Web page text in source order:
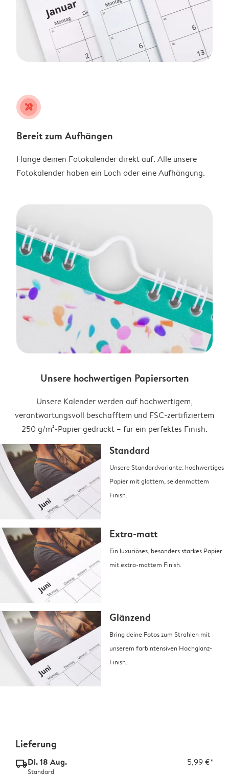
tools
Bereit zum Aufhängen
Hänge deinen Fotokalender direkt auf. Alle unsere
Fotokalender haben ein Loch oder eine Aufhängung.
Unsere hochwertigen Papiersorten
Unsere Kalender werden auf hochwertigem,
verantwortungsvoll beschafftem und FSC-zertifiziertem
250 g/m²-Papier gedruckt – für ein perfektes Finish.
Standard
Unsere Standardvariante: hochwertiges
Papier mit glattem, seidenmattem
Finish.
Extra-matt
Ein luxuriöses, besonders starkes Papier
mit extra-mattem Finish.
Glänzend
Bring deine Fotos zum Strahlen mit
unserem farbintensiven Hochglanz-
Finish.
Lieferung
delivery_standard_v2Di. 18 Aug. 5,99 €*
Standard